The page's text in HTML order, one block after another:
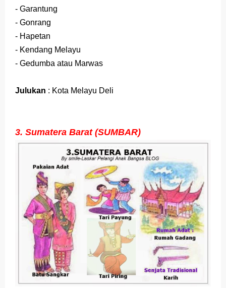
- Garantung
- Gonrang
- Hapetan
- Kendang Melayu
- Gedumba atau Marwas
Julukan : Kota Melayu Deli
3. Sumatera Barat (SUMBAR)